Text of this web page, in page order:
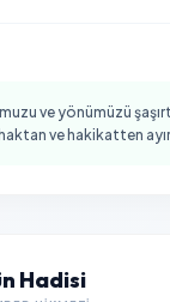
ve yönümüzü
ve hakikatten
Hadisi